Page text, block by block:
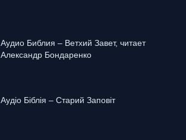
Аудио Библия – Ветхий Завет, читает
Александр Бондаренко
Аудіо Біблія – Старий Заповіт